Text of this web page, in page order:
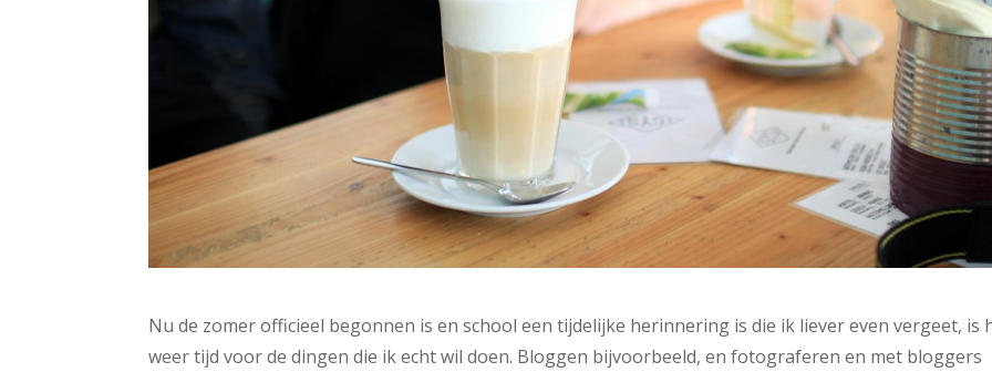
Nu de zomer officieel begonnen is en school een tijdelijke herinnering is die ik liever even vergeet, is
weer tijd voor de dingen die ik echt wil doen. Bloggen bijvoorbeeld, en fotograferen en met bloggers